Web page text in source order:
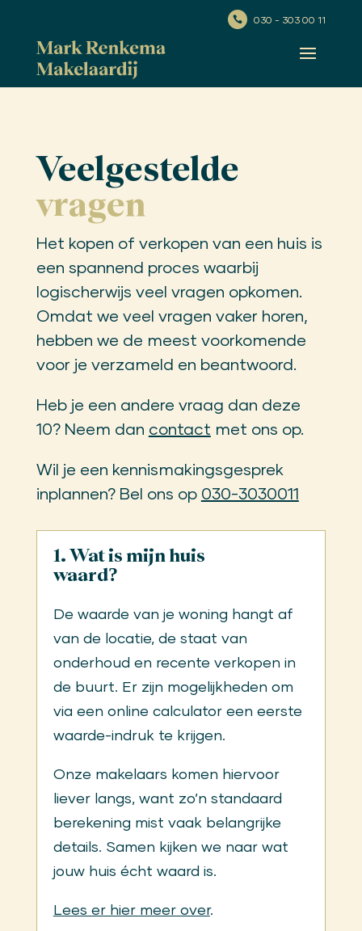
 030 - 303 00 11
Veelgestelde
vragen
Het kopen of verkopen van een huis is
een spannend proces waarbij
logischerwijs veel vragen opkomen.
Omdat we veel vragen vaker horen,
hebben we de meest voorkomende
voor je verzameld en beantwoord.
Heb je een andere vraag dan deze
10? Neem dan contact met ons op.
Wil je een kennismakingsgesprek
inplannen? Bel ons op 030-3030011
1. Wat is mijn huis
waard?
De waarde van je woning hangt af
van de locatie, de staat van
onderhoud en recente verkopen in
de buurt. Er zijn mogelijkheden om
via een online calculator een eerste
waarde-indruk te krijgen.
Onze makelaars komen hiervoor
liever langs, want zo’n standaard
berekening mist vaak belangrijke
details. Samen kijken we naar wat
jouw huis écht waard is.
Lees er hier meer over.